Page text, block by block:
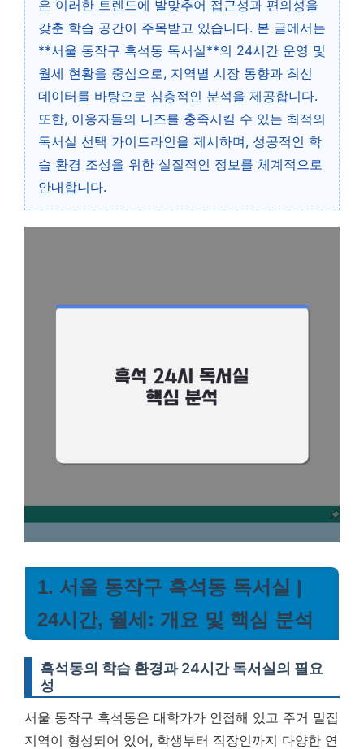
은 이러한 트렌드에 발맞추어 접근성과 편의성을
갖춘 학습 공간이 주목받고 있습니다. 본 글에서는
**서울 동작구 흑석동 독서실**의 24시간 운영 및
월세 현황을 중심으로, 지역별 시장 동향과 최신
데이터를 바탕으로 심층적인 분석을 제공합니다.
또한, 이용자들의 니즈를 충족시킬 수 있는 최적의
독서실 선택 가이드라인을 제시하며, 성공적인 학
습 환경 조성을 위한 실질적인 정보를 체계적으로
안내합니다.
1. 서울 동작구 흑석동 독서실 |
24시간, 월세: 개요 및 핵심 분석
흑석동의 학습 환경과 24시간 독서실의 필요
성
서울 동작구 흑석동은 대학가가 인접해 있고 주거 밀집
지역이 형성되어 있어, 학생부터 직장인까지 다양한 연